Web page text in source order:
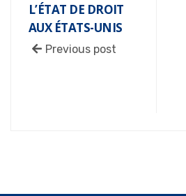
L’ÉTAT DE DROIT
AUX ÉTATS-UNIS
Previous post